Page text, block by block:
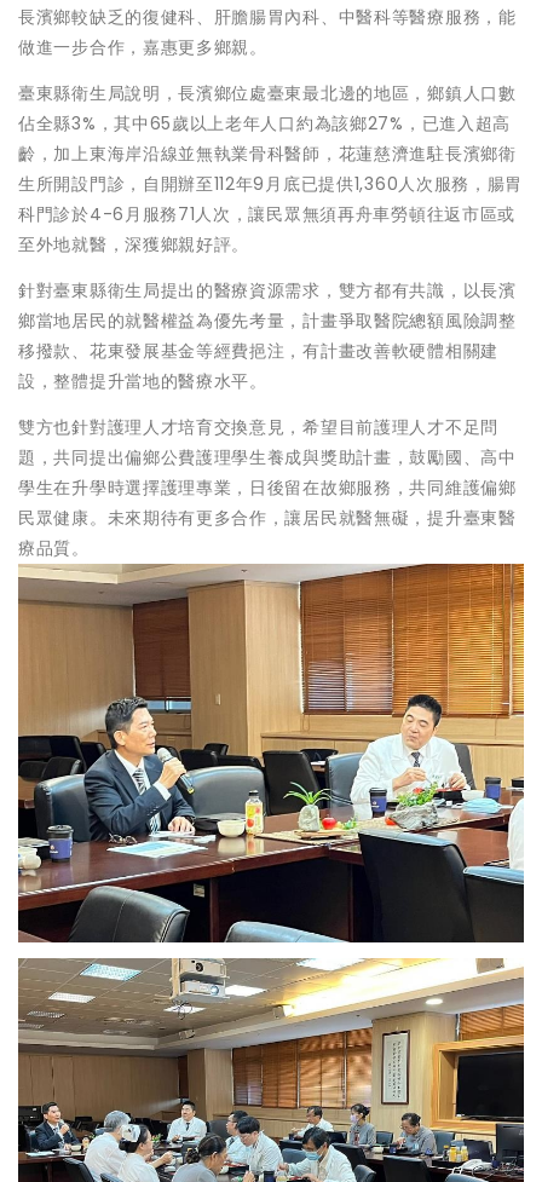
長濱鄉較缺乏的復健科、肝膽腸胃內科、中醫科等醫療服務，能
做進一步合作，嘉惠更多鄉親。
臺東縣衛生局說明，長濱鄉位處臺東最北邊的地區，鄉鎮人口數
佔全縣3%，其中65歲以上老年人口約為該鄉27%，已進入超高
齡，加上東海岸沿線並無執業骨科醫師，花蓮慈濟進駐長濱鄉衛
生所開設門診，自開辦至112年9月底已提供1,360人次服務，腸胃
科門診於4-6月服務71人次，讓民眾無須再舟車勞頓往返市區或
至外地就醫，深獲鄉親好評。
針對臺東縣衛生局提出的醫療資源需求，雙方都有共識，以長濱
鄉當地居民的就醫權益為優先考量，計畫爭取醫院總額風險調整
移撥款、花東發展基金等經費挹注，有計畫改善軟硬體相關建
設，整體提升當地的醫療水平。
雙方也針對護理人才培育交換意見，希望目前護理人才不足問
題，共同提出偏鄉公費護理學生養成與獎助計畫，鼓勵國、高中
學生在升學時選擇護理專業，日後留在故鄉服務，共同維護偏鄉
民眾健康。未來期待有更多合作，讓居民就醫無礙，提升臺東醫
療品質。